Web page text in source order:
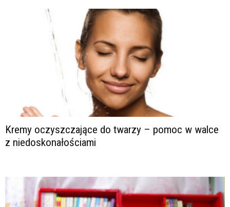
Kremy oczyszczające do twarzy – pomoc w walce
z niedoskonałościami